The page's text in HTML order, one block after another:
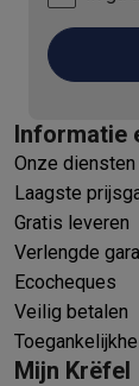
Informatie
Onze diensten
Laagste
Gratis leveren
Verlengde
Ecocheques
Veilig betalen
Mijn Krëfel